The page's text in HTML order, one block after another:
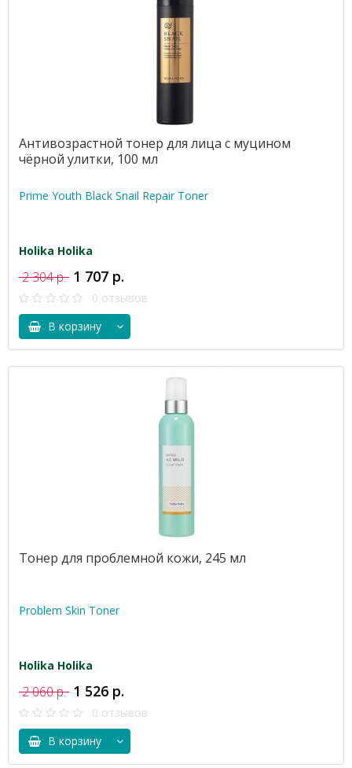
Антивозрастной тонер для лица с муцином
чёрной улитки, 100 мл
Prime Youth Black Snail Repair Toner
Holika Holika
2 304 р. 1 707 р.
0 отзывов
В корзину
Тонер для проблемной кожи, 245 мл
Problem Skin Toner
Holika Holika
2 060 р. 1 526 р.
0 отзывов
В корзину